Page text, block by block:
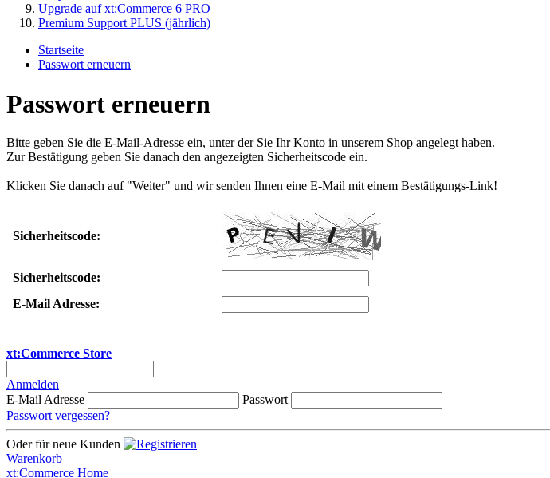
Upgrade auf xt:Commerce 6 PRO
Premium Support PLUS (jährlich)
Startseite
Passwort erneuern
Passwort erneuern
Bitte geben Sie die E-Mail-Adresse ein, unter der Sie Ihr Konto in unserem Shop angelegt haben.
Zur Bestätigung geben Sie danach den angezeigten Sicherheitscode ein.
Klicken Sie danach auf "Weiter" und wir senden Ihnen eine E-Mail mit einem Bestätigungs-Link!
Sicherheitscode:
Sicherheitscode:
E-Mail Adresse:
xt:Commerce Store
Anmelden
E-Mail Adresse
Passwort
Passwort vergessen?
Oder für neue Kunden
Warenkorb
xt:Commerce Home